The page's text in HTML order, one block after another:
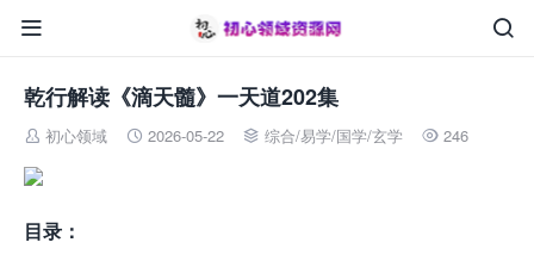


乾行解读《滴天髓》一天道202集
 初心领域  2026-05-22  综合/易学/国学/玄学  246
目录：